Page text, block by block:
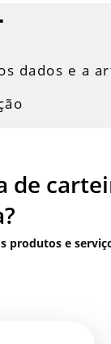
dados e a
de
produtos e